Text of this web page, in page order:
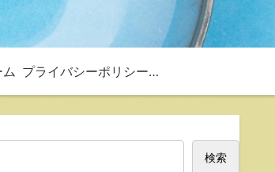
プライバシーポリシー・免責事項
検索